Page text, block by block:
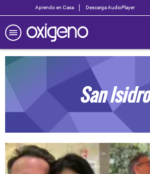
Aprendo en Casa Descarga AudioPlayer
San Isidro